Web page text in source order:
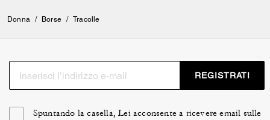
Donna / Borse / Tracolle
REGISTRATI
Spuntando la casella, Lei acconsente a ricevere email sulle